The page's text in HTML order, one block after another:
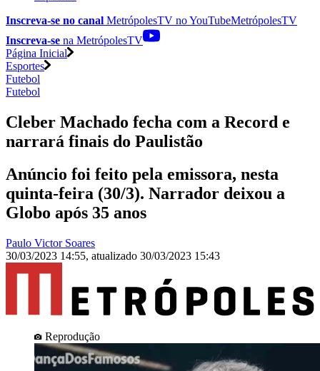
Inscreva-se no canal MetrópolesTV noYouTubeMetrópolesTV
Inscreva-se na MetrópolesTV
Página Inicial
Esportes
Futebol
Futebol
Cleber Machado fecha com a Record e
narrará finais do Paulistão
Anúncio foi feito pela emissora, nesta
quinta-feira (30/3). Narrador deixou a
Globo após 35 anos
Paulo Victor Soares
30/03/2023 14:55, atualizado 30/03/2023 15:43
Reprodução